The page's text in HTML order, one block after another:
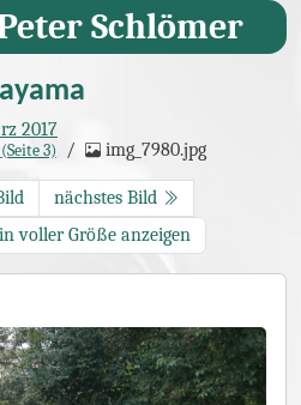
Schlömer
2017
(Seite 3) img_7980.jpg
nächstes Bild
voller Größe anzeigen